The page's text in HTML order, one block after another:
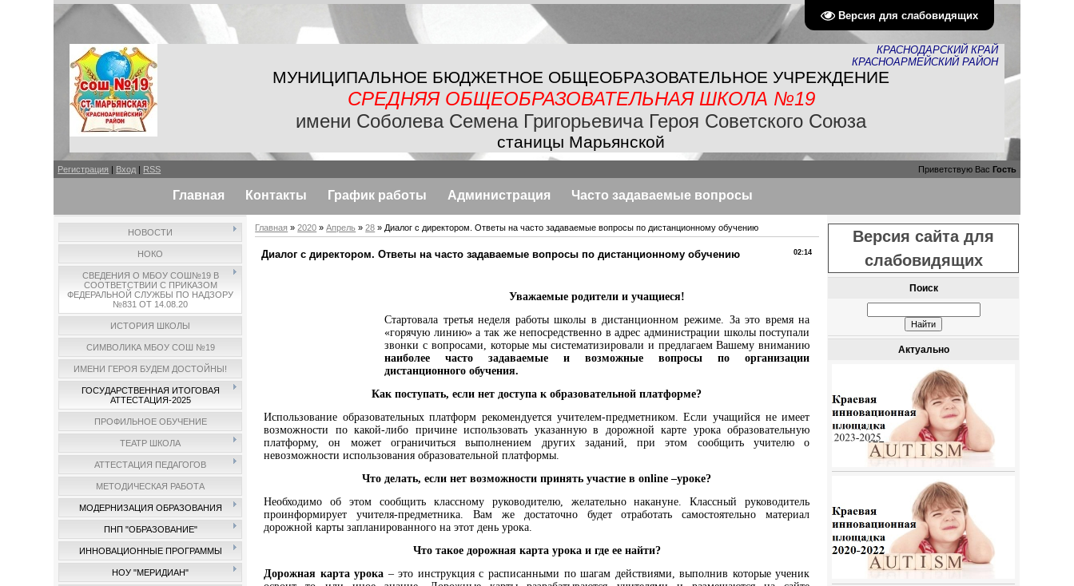
Версия для слабовидящих
КРАСНОДАРСКИЙ КРАЙ
КРАСНОАРМЕЙСКИЙ РАЙОН
МУНИЦИПАЛЬНОЕ БЮДЖЕТНОЕ ОБЩЕОБРАЗОВАТЕЛЬНОЕ УЧРЕЖДЕНИЕ
СРЕДНЯЯ ОБЩЕОБРАЗОВАТЕЛЬНАЯШКОЛА №19
имени Соболева Семена Григорьевича Героя Советского Союза
станицы Марьянской
Регистрация | Вход | RSS Приветствую Вас Гость
Главная Контакты График работы Администрация Часто задаваемые вопросы
НОВОСТИ
НОКО
СВЕДЕНИЯ О МБОУ СОШ№19 В
СООТВЕТСТВИИ С ПРИКАЗОМ
ФЕДЕРАЛЬНОЙ СЛУЖБЫ ПО НАДЗОРУ
№831 ОТ 14.08.20
ИСТОРИЯ ШКОЛЫ
СИМВОЛИКА МБОУ СОШ №19
ИМЕНИ ГЕРОЯ БУДЕМ ДОСТОЙНЫ!
ГОСУДАРСТВЕННАЯ ИТОГОВАЯ
АТТЕСТАЦИЯ-2025
ПРОФИЛЬНОЕ ОБУЧЕНИЕ
ТЕАТР ШКОЛА
АТТЕСТАЦИЯ ПЕДАГОГОВ
МЕТОДИЧЕСКАЯ РАБОТА
МОДЕРНИЗАЦИЯ ОБРАЗОВАНИЯ
ПНП "ОБРАЗОВАНИЕ"
ИННОВАЦИОННЫЕ ПРОГРАММЫ
НОУ "МЕРИДИАН"
Главная »2020 » Апрель » 28 » Диалог с директором. Ответы на часто задаваемые вопросы по дистанционному обучению
02:14
Диалог с директором. Ответы на часто задаваемые вопросы по дистанционному обучению
Уважаемые родители и учащиеся!
Стартовала третья неделя работы школы в дистанционном режиме. За это время на
«горячую линию» а так же непосредственно в адрес администрации школы поступали
звонки с вопросами, которые мы систематизировали и предлагаем Вашему вниманию
наиболее часто задаваемые и возможные вопросы по организации
дистанционного обучения.
Как поступать, если нет доступа к образовательной платформе?
Использование образовательных платформ рекомендуется учителем-предметником. Если учащийся не имеет
возможности по какой-либо причине использовать указанную в дорожной карте урока образовательную
платформу, он может ограничиться выполнением других заданий, при этом сообщить учителю о
невозможности использования образовательной платформы.
Что делать, если нет возможности принять участие вonline –уроке?
Необходимо об этом сообщить классному руководителю, желательно накануне. Классный руководитель
проинформирует учителя-предметника. Вам же достаточно будет отработать самостоятельно материал
дорожной карты запланированного на этот день урока.
Что такое дорожная карта урока и где ее найти?
Дорожная карта урока – это инструкция с расписанными по шагам действиями, выполнив которые ученик
Версия сайта для
слабовидящих
Поиск
Актуально